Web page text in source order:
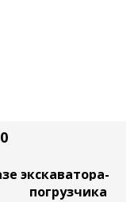
экскаватора-
погрузчика